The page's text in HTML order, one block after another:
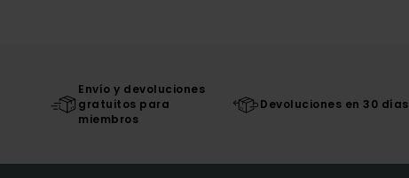
Envío y devoluciones
gratuitos para
miembros
Devoluciones en 30 días